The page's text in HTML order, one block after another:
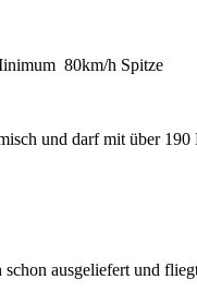
80km/h Spitze
und darf mit über 190
ausgeliefert und